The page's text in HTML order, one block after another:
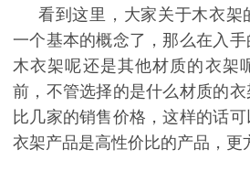
看到这里，大家关于木衣架
一个基本的概念了，那么在入
木衣架呢还是其他材质的衣架
前，不管选择的是什么材质的
比几家的销售价格，这样的话
衣架产品是高性价比的产品，更